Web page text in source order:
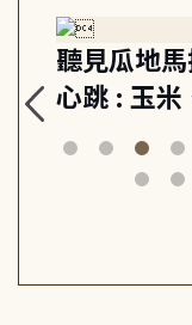
聽見瓜地
心跳 : 玉米
山與信仰,
筆下的現代